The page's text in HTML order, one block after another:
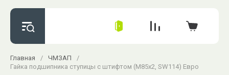
Главная / ЧМЗАП
/
Гайка подшипника ступицы с штифтом (М85х2, SW114) Евро